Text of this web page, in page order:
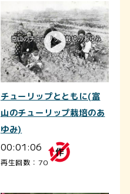
チューリップとともに(富
山のチューリップ栽培のあ
ゆみ)
00:01:06
再生回数：70